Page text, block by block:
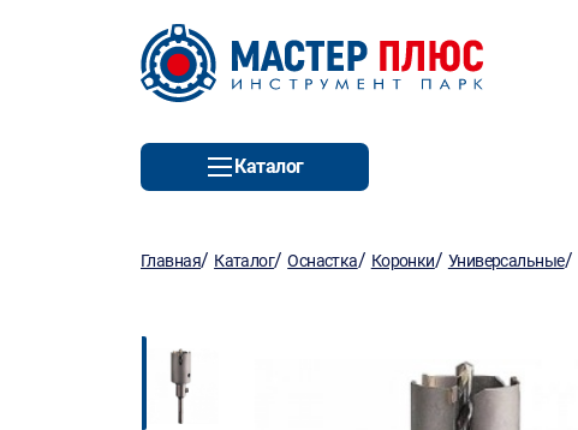
Каталог
Главная/ Каталог/Оснастка/ Коронки/ Универсальные/